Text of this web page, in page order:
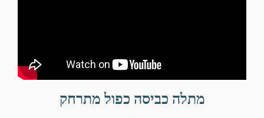
מתלה כביסה כפול מתרחק